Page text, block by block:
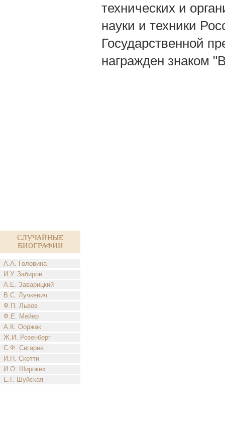
Случайные
биографии
А.А. Головина
И.У. Забиров
А.Е. Заварицкий
В.С. Лучкевич
Ф.П. Львов
Ф.Е. Мейер
А.К. Ооржак
Ж.И. Розенберг
С.Ф. Сигарев
И.Н. Скотти
И.О. Широких
Е.Г. Шуйская
технических и
науки и техники
Государственной
награжден знаком